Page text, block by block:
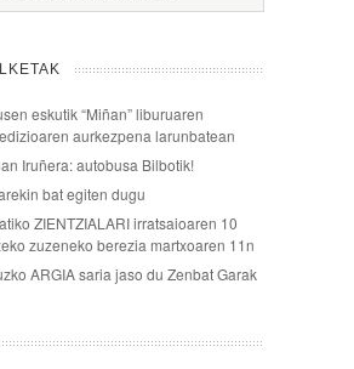
eskutik “Miñan” liburuaren
aurkezpena larunbatean
Iruñera: autobusa Bilbotik!
bat egiten dugu
ZIENTZIALARI irratsaioaren 10
zuzeneko berezia martxoaren 11n
ARGIA saria jaso du Zenbat Garak